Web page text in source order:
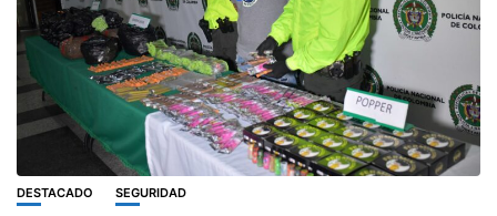
DESTACADO SEGURIDAD